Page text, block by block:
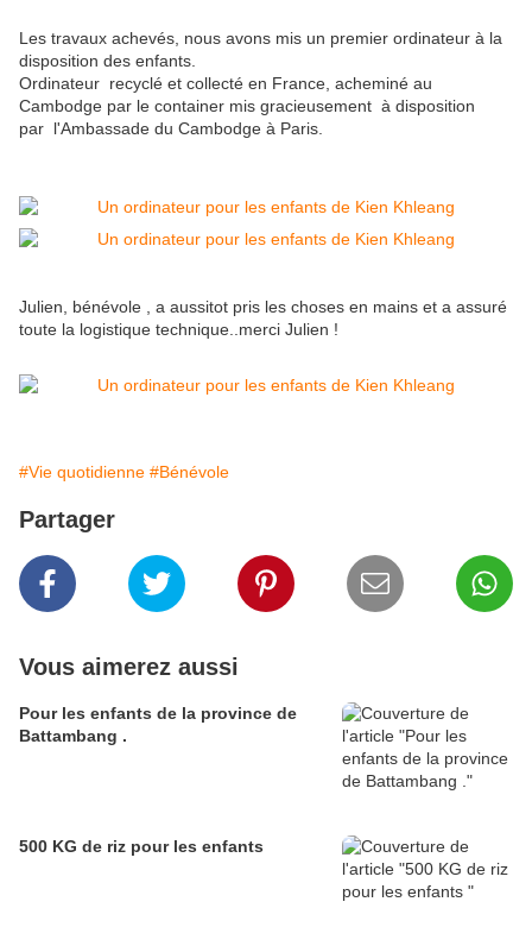
Les travaux achevés, nous avons mis un premier ordinateur à la
disposition des enfants.
Ordinateur recyclé et collecté en France, acheminé au
Cambodge par le container mis gracieusement à disposition
par l'Ambassade du Cambodge à Paris.
Julien, bénévole , a aussitot pris les choses en mains et a assuré
toute la logistique technique..merci Julien !
#Vie quotidienne #Bénévole
Partager
Vous aimerez aussi
Pour les enfants de la province de
Battambang .
500 KG de riz pour les enfants